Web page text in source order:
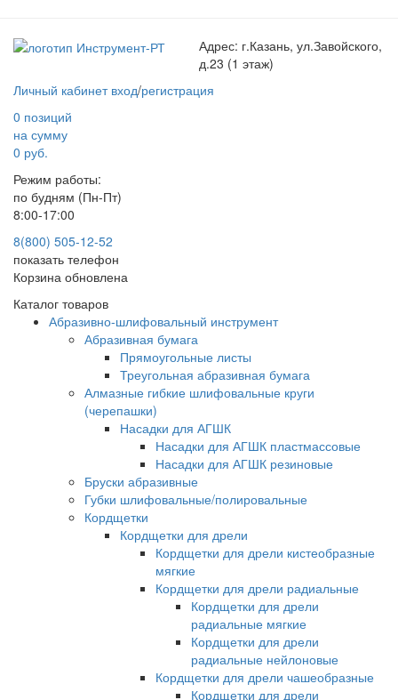
Адрес: г.Казань, ул.Завойского,
д.23 (1 этаж)
Личный кабинет вход/регистрация
0 позиций
на сумму
0 руб.
Режим работы:
по будням (Пн-Пт)
8:00-17:00
8(800) 505-12-52
показать телефон
Корзина обновлена
Каталог товаров
Абразивно-шлифовальный инструмент
Абразивная бумага
Прямоугольные листы
Треугольная абразивная бумага
Алмазные гибкие шлифовальные круги
(черепашки)
Насадки для АГШК
Насадки для АГШК пластмассовые
Насадки для АГШК резиновые
Бруски абразивные
Губки шлифовальные/полировальные
Кордщетки
Кордщетки для дрели
Кордщетки для дрели кистеобразные
мягкие
Кордщетки для дрели радиальные
Кордщетки для дрели
радиальные мягкие
Кордщетки для дрели
радиальные нейлоновые
Кордщетки для дрели чашеобразные
Кордщетки для дрели